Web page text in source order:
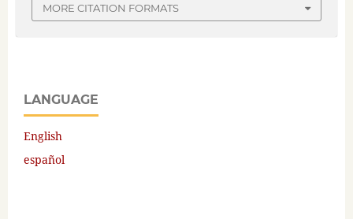
MORE CITATION FORMATS
LANGUAGE
English
español